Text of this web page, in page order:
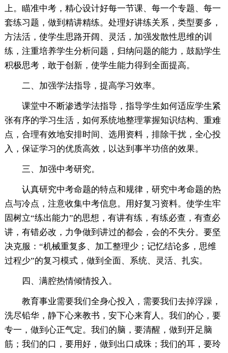
上。瞄准中考，精心设计好每一节课、每一个专题、每一
套练习题，做到精讲精练。处理好讲练关系，类型要多，
方法活，使学生思路开阔、灵活，加强发散性思维的训
练，注重培养学生分析问题，归纳问题的能力，鼓励学生
积极思考，敢于创新，使学生能力得到全面提高。
二、加强学法指导，提高学习效率。
课堂中不断渗透学法指导，指导学生如何适应学生紧
张有序的学习生活，如何系统地整理掌握知识结构、重难
点，合理有效地安排时间、选用资料，排除干扰，全心投
入，保证学习的优质高效，以达到事半功倍的效果。
三、加强中考研究。
认真研究中考命题的特点和规律，研究中考命题的热
点与冷点，注意收集中考信息。用好复习资料。使学生牢
固树立“练出能力”的思想，有讲有练，有练必查，有查必
讲，有错必改，力争做到讲过的都会，会的不失分。要坚
决克服：“机械重复多、加工整理少；记忆结论多，思维
过程少”的复习模式，做到全面、系统、灵活、扎实。
四、满腔热情倾情投入。
教育事业需要我们全身心投入，需要我们去掉浮躁，
洗尽铅华，静下心来教书，安下心来育人。我们的心，要
专一，做到心正气定。我们的脑，要清醒，做到开足脑
筋；我们的口，要用好，做到出口成珠；我们的耳，要玲